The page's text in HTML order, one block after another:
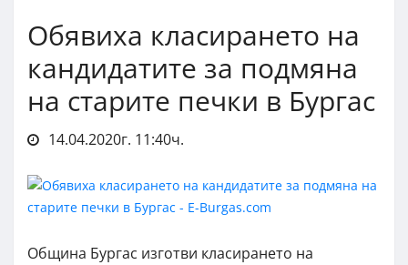
Обявиха класирането на
кандидатите за подмяна
на старите печки в Бургас
14.04.2020г. 11:40ч.
Община Бургас изготви класирането на